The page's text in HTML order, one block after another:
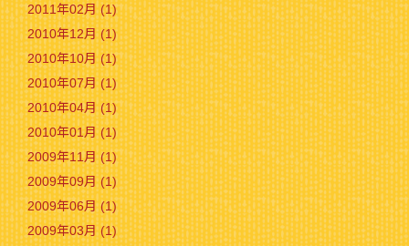
2011年02月 (1)
2010年12月 (1)
2010年10月 (1)
2010年07月 (1)
2010年04月 (1)
2010年01月 (1)
2009年11月 (1)
2009年09月 (1)
2009年06月 (1)
2009年03月 (1)